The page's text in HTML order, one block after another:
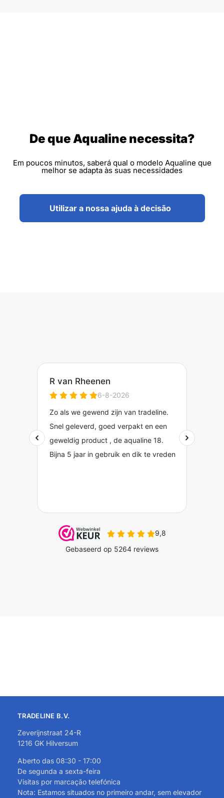
De que Aqualine necessita?
Em poucos minutos, saberá qual o modelo Aqualine que
melhor se adapta às suas necessidades
Utilizar a nossa ajuda à decisão
TRADELINE B.V.
Zeverijnstraat 24-R
1216 GK Hilversum
Aberto das 08:30 - 17:00
De segunda a sexta-feira
Visitas por marcação telefónica
Nota: Estamos situados no primeiro andar, sem elevador